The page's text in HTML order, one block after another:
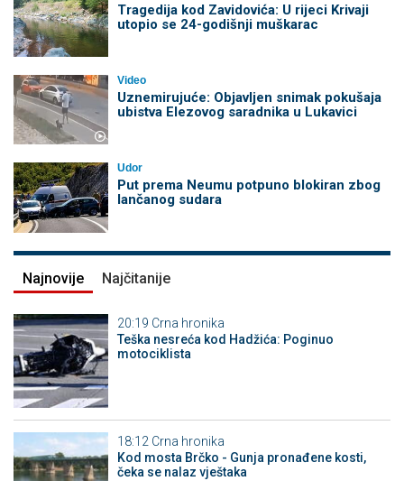
Tragedija kod Zavidovića: U rijeci Krivaji
utopio se 24-godišnji muškarac
Video
Uznemirujuće: Objavljen snimak pokušaja
ubistva Elezovog saradnika u Lukavici
Udor
Put prema Neumu potpuno blokiran zbog
lančanog sudara
Najnovije Najčitanije
20:19 Crna hronika
Teška nesreća kod Hadžića: Poginuo
motociklista
18:12 Crna hronika
Kod mosta Brčko - Gunja pronađene kosti,
čeka se nalaz vještaka